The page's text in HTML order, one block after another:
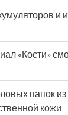
и
«Кости»
папок из
кожи